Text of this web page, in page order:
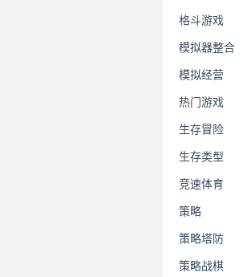
格斗游戏
模拟器整合
模拟经营
热门游戏
生存冒险
生存类型
竞速体育
策略
策略塔防
策略战棋